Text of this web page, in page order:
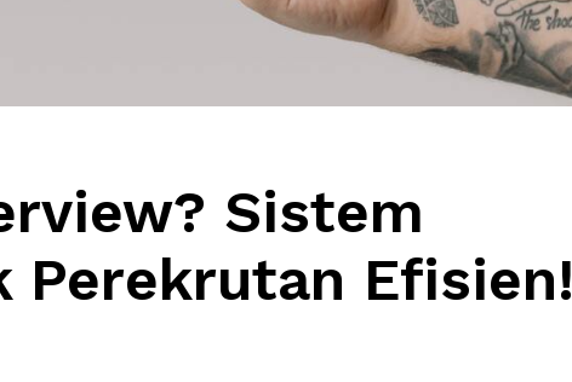
Sistem
Perekrutan Efisien!